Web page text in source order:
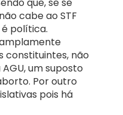
cabe ao STF
política.
constituintes, não
um suposto
Por outro
pois há